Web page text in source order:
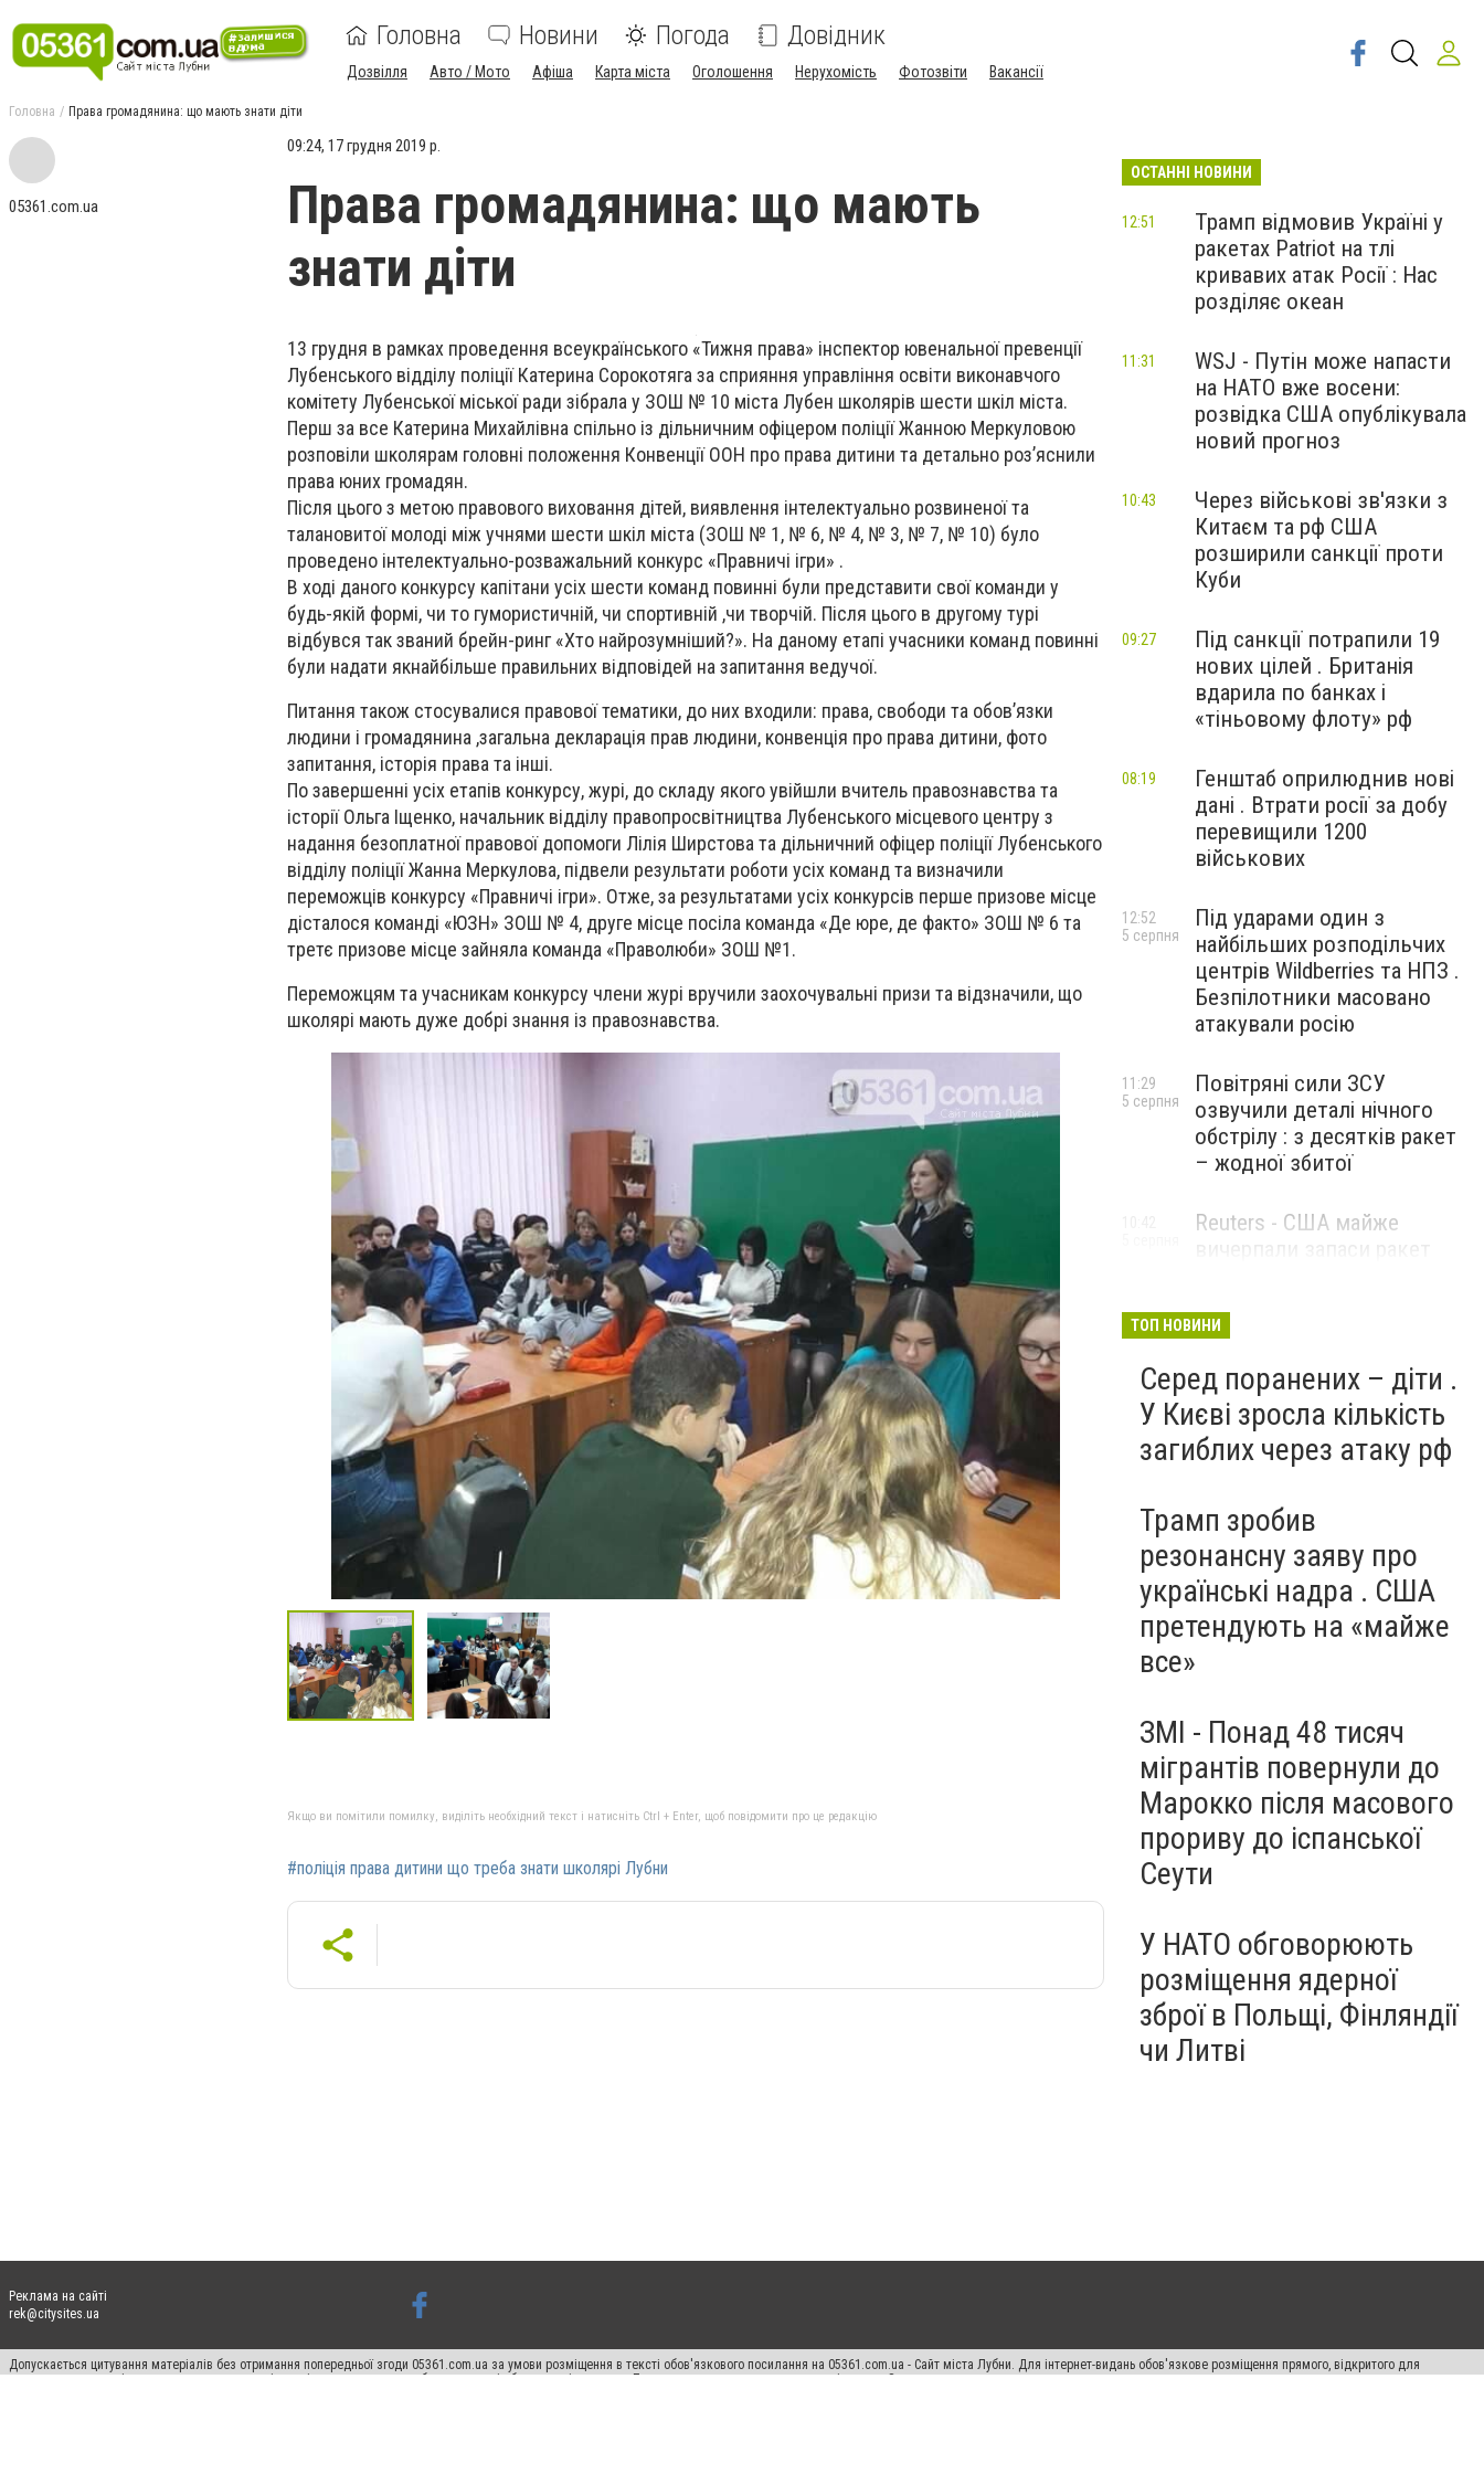
Головна Новини Погода Довідник
Дозвілля Авто / Мото Афіша Карта міста Оголошення Нерухомість Фотозвіти Вакансії
Головна Права громадянина: що мають знати діти
05361.com.ua
09:24, 17 грудня 2019 р.
Права громадянина: що мають
знати діти
13 грудня в рамках проведення всеукраїнського «Тижня права» інспектор ювенальної превенції
Лубенського відділу поліції Катерина Сорокотяга за сприяння управління освіти виконавчого
комітету Лубенської міської ради зібрала у ЗОШ № 10 міста Лубен школярів шести шкіл міста.
Перш за все Катерина Михайлівна спільно із дільничним офіцером поліції Жанною Меркуловою
розповіли школярам головні положення Конвенції ООН про права дитини та детально роз’яснили
права юних громадян.
Після цього з метою правового виховання дітей, виявлення інтелектуально розвиненої та
талановитої молоді між учнями шести шкіл міста (ЗОШ № 1, № 6, № 4, № 3, № 7, № 10) було
проведено інтелектуально-розважальний конкурс «Правничі ігри» .
В ході даного конкурсу капітани усіх шести команд повинні були представити свої команди у
будь-якій формі, чи то гумористичній, чи спортивній ,чи творчій. Після цього в другому турі
відбувся так званий брейн-ринг «Хто найрозумніший?». На даному етапі учасники команд повинні
були надати якнайбільше правильних відповідей на запитання ведучої.
Питання також стосувалися правової тематики, до них входили: права, свободи та обов’язки
людини і громадянина ,загальна декларація прав людини, конвенція про права дитини, фото
запитання, історія права та інші.
По завершенні усіх етапів конкурсу, журі, до складу якого увійшли вчитель правознавства та
історії Ольга Іщенко, начальник відділу правопросвітництва Лубенського місцевого центру з
надання безоплатної правової допомоги Лілія Ширстова та дільничний офіцер поліції Лубенського
відділу поліції Жанна Меркулова, підвели результати роботи усіх команд та визначили
переможців конкурсу «Правничі ігри». Отже, за результатами усіх конкурсів перше призове місце
дісталося команді «ЮЗН» ЗОШ № 4, друге місце посіла команда «Де юре, де факто» ЗОШ № 6 та
третє призове місце зайняла команда «Праволюби» ЗОШ №1.
Переможцям та учасникам конкурсу члени журі вручили заохочувальні призи та відзначили, що
школярі мають дуже добрі знання із правознавства.
Якщо ви помітили помилку, виділіть необхідний текст і натисніть Ctrl + Enter, щоб повідомити про це редакцію
#поліція права дитини що треба знати школярі Лубни
ОСТАННІ НОВИНИ
Трамп відмовив Україні у
ракетах Patriot на тлі
кривавих атак Росії : Нас
розділяє океан
12:51
WSJ - Путін може напасти
на НАТО вже восени:
розвідка США опублікувала
новий прогноз
11:31
Через військові зв'язки з
Китаєм та рф США
розширили санкції проти
Куби
10:43
Під санкції потрапили 19
нових цілей . Британія
вдарила по банках і
«тіньовому флоту» рф
09:27
Генштаб оприлюднив нові
дані . Втрати росії за добу
перевищили 1200
військових
08:19
Під ударами один з
найбільших розподільчих
центрів Wildberries та НПЗ .
Безпілотники масовано
атакували росію
12:52
5 серпня
Повітряні сили ЗСУ
озвучили деталі нічного
обстрілу : з десятків ракет
– жодної збитої
11:29
5 серпня
Reuters - США майже
ТОП НОВИНИ
Серед поранених – діти .
У Києві зросла кількість
загиблих через атаку рф
Трамп зробив
резонансну заяву про
українські надра . США
претендують на «майже
все»
ЗМІ - Понад 48 тисяч
мігрантів повернули до
Марокко після масового
прориву до іспанської
Сеути
У НАТО обговорюють
розміщення ядерної
зброї в Польщі, Фінляндії
чи Литві
Реклама на сайті
rek@citysites.ua
Допускається цитування матеріалів без отримання попередньої згоди 05361.com.ua за умови розміщення в тексті обов'язкового посилання на 05361.com.ua - Сайт міста Лубни. Для інтернет-видань обов'язкове розміщення прямого, відкритого для
пошукових систем гіперпосилання на цитовані статті не нижче другого абзацу в тексті або в якості джерела. Порушення виняткових прав переслідується Законом.